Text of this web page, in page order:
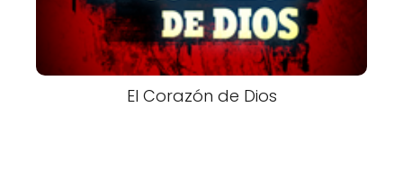
El Corazón de Dios